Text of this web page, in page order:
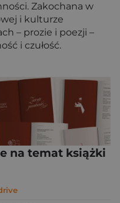
Zakochana w
i kulturze
– prozie i poezji –
i czułość.
na temat książki